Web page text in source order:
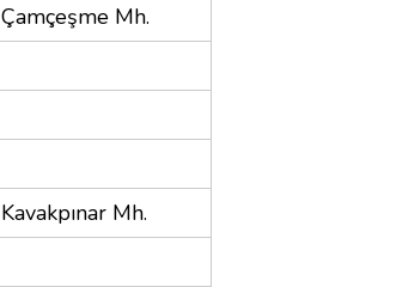
Çamçeşme Mh.
Kavakpınar Mh.